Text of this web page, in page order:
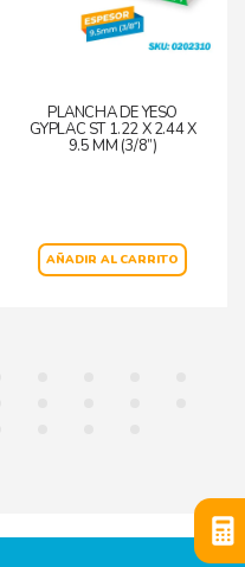
PLANCHA DE YESO
GYPLAC ST 1.22 X 2.44 X
9.5 MM (3/8”)
AÑADIR AL CARRITO